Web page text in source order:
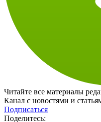
Читайте все материалы
Канал с новостями и
Подписаться